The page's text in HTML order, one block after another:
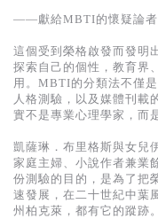
——獻給MBTI的懷疑論
這個受到榮格啟發而發明
探索自己的個性，教育界
用。MBTI的分類法不僅
人格測驗，以及媒體刊載
實不是專業心理學家，而
凱薩琳．布里格斯與女兒
家庭主婦、小說作者兼業
份測驗的目的，是為了把
速發展，在二十世紀中葉
州柏克萊，都有它的蹤跡